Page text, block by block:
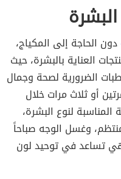
دون الحاجة إلى المكياج،
العناية بالبشرة، حيث
الضرورية لصحة وجمال
أو ثلاث مرات خلال
المناسبة لنوع البشرة،
وغسل الوجه صباحاً
لمدة 10 ثوانٍ، فهي تساعد في توحيد لون